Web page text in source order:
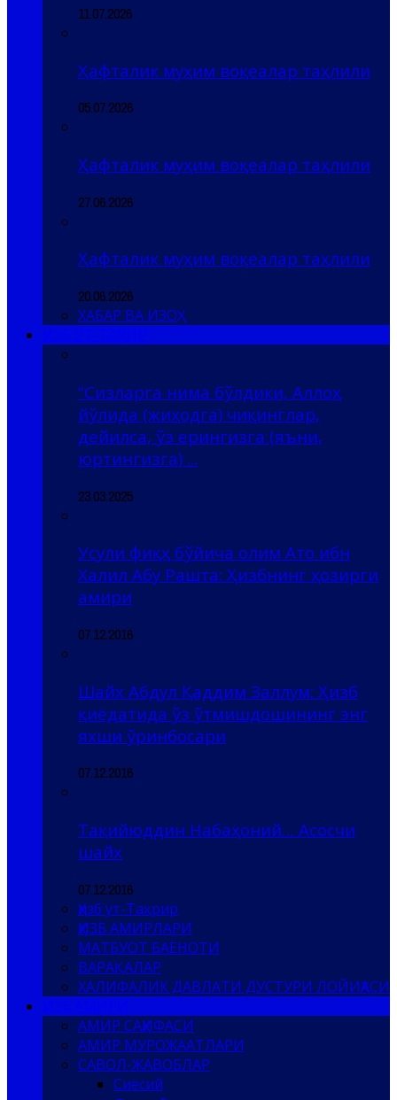
11.07.2026
Ҳафталик муҳим воқеалар таҳлили
05.07.2026
Ҳафталик муҳим воқеалар таҳлили
27.06.2026
Ҳафталик муҳим воқеалар таҳлили
20.06.2026
ХАБАР ВА ИЗОҲ
“Сизларга нима бўлдики, Аллоҳ
йўлида (жиҳодга) чиқинглар,
дейилса, ўз ерингизга (яъни,
юртингизга) ...
23.03.2025
Усули фиқҳ бўйича олим Ато ибн
Халил Абу Рашта: Ҳизбнинг ҳозирги
амири
07.12.2016
Шайх Абдул Қаддим Заллум: Ҳизб
қиёдатида ўз ўтмишдошининг энг
яхши ўринбосари
07.12.2016
Тақийюддин Набаҳоний… Асосчи
шайх
07.12.2016
Ҳизб ут-Таҳрир
ҲИЗБ АМИРЛАРИ
МАТБУОТ БАЁНОТИ
ВАРАҚАЛАР
ХАЛИФАЛИК ДАВЛАТИ ДУСТУРИ ЛОЙИҲАСИ
АМИР САҲИФАСИ
АМИР МУРОЖААТЛАРИ
САВОЛ-ЖАВОБЛАР
Сиёсий